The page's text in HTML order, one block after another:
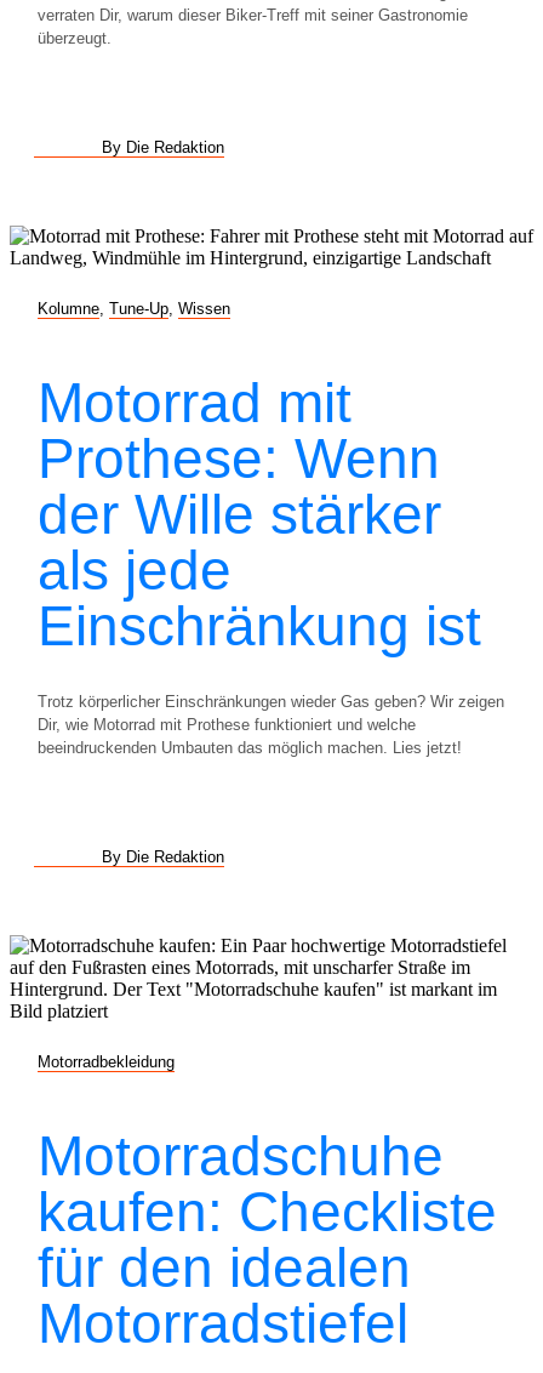
verraten Dir, warum dieser Biker-Treff mit seiner Gastronomie
überzeugt.
By Die Redaktion
Kolumne Tune-Up Wissen
Motorrad mit
Prothese: Wenn
der Wille stärker
als jede
Einschränkung ist
Trotz körperlicher Einschränkungen wieder Gas geben? Wir zeigen
Dir, wie Motorrad mit Prothese funktioniert und welche
beeindruckenden Umbauten das möglich machen. Lies jetzt!
By Die Redaktion
Motorradbekleidung
Motorradschuhe
kaufen: Checkliste
für den idealen
Motorradstiefel